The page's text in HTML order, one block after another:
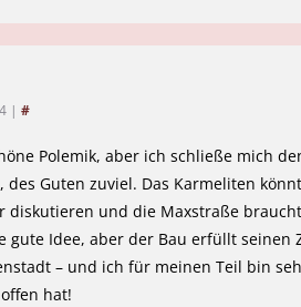
| #
Polemik, aber ich schließe mich
des Guten zuviel. Das Karmeliten
diskutieren und die Maxstraße
gute Idee, aber der Bau erfüllt seinen
– und ich für meinen Teil bin
hat!